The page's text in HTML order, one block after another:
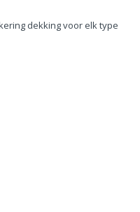
dekking voor elk type